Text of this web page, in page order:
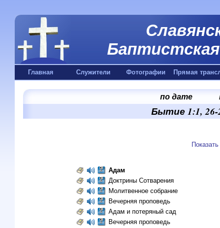
Главная Служители Фотографии Прямая
по дате
Бытие 1:1,
Адам
Доктрины Сотварения
Молитвенное собрание
Вечерняя проповедь
Адам и потеряный сад
Вечерняя проповедь